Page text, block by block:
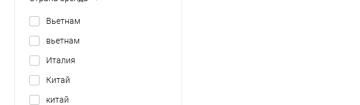
Вьетнам
вьетнам
Италия
Китай
китай